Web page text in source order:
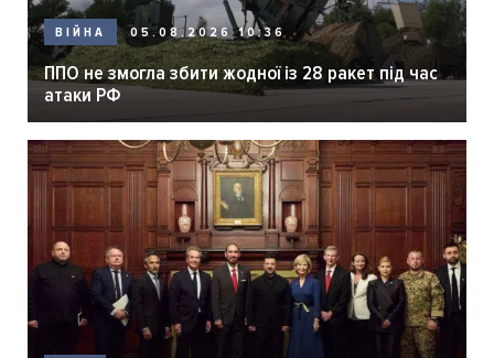
ВІЙНА 05.08.2026 10:36
ППО не змогла збити жодної із 28 ракет під час
атаки РФ